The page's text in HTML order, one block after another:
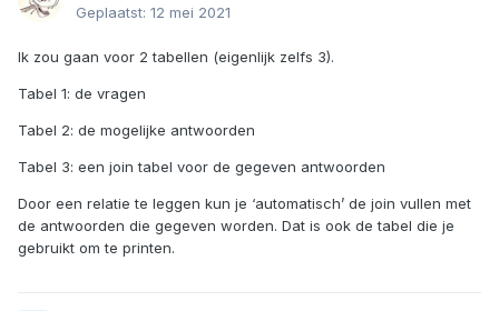
Geplaatst: 12 mei 2021
Ik zou gaan voor 2 tabellen (eigenlijk zelfs 3).
Tabel 1: de vragen
Tabel 2: de mogelijke antwoorden
Tabel 3: een join tabel voor de gegeven antwoorden
Door een relatie te leggen kun je ‘automatisch’ de join vullen met
de antwoorden die gegeven worden. Dat is ook de tabel die je
gebruikt om te printen.